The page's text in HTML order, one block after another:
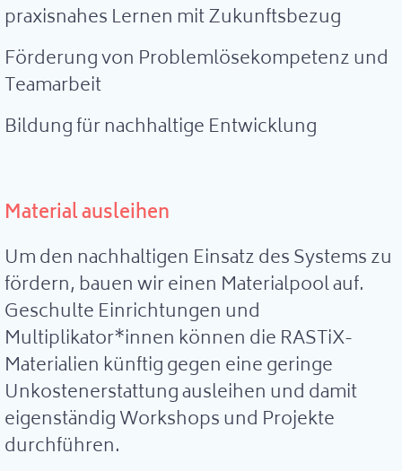
praxisnahes Lernen mit Zukunftsbezug
Förderung von Problemlösekompetenz und
Teamarbeit
Bildung für nachhaltige Entwicklung
Material ausleihen
Um den nachhaltigen Einsatz des Systems zu
fördern, bauen wir einen Materialpool auf.
Geschulte Einrichtungen und
Multiplikator*innen können die RASTiX-
Materialien künftig gegen eine geringe
Unkostenerstattung ausleihen und damit
eigenständig Workshops und Projekte
durchführen.